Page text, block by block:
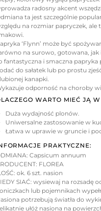
radosny akcent
ta jest szczególnie
na rozmiar papryczek, ale
‘Flynn’ może być
na surowo, gotowana, jak
fantastyczna i smaczna
do sałatek lub po prostu
kanapki.
odporność na choroby
WARTO MIEĆ JĄ
Duża wydajność plonów.
Uniwersalne zastosowanie w
Łatwa w uprawie w gruncie i
PRAKTYCZNE:
Capsicum annuum
FLOREA
ok. 6 szt. nasion
SIAĆ: wysiewaj na rozsadę
lub pojemnikach
potrzebują światła do
ułóż nasiona na